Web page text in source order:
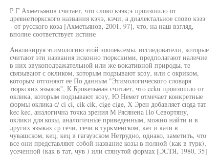
Р Г Ахметьянов считает, что слово кээк;э произошло от
древнетюркского названия кэчэ, кэчи, а диалектальное слово кэзэ
- от русского коза [Ахметьянов, 2001, 97], что, на наш взгляд,
вполне соответствует истине
Анализируя этимологию этой зоолексемы, исследователи, которые
считают эти названия исконно тюркскими, предполагают наличие
в них звукоподражательной или же вокативной природы, те
связывают с окликом, которым подзывают козу, или с окриком,
которым отгоняют ее По данным "Этимологического словаря
тюркских языков", К Брокельман считает, что ecku произошло от
оклика, которым подзывают козу, Ю Немет отмечает конкретные
формы оклика с/ ci ci, cik cik, cige cige, X Эрен добавляет сюда тат
kec kec, аналогична точка зрения М Рясянена По Севортяну,
оклики для козы, аналогичные приведенным, можно найти и в
других языках ср гечи, гечи в туркменском, кач и качи в
чувашском, кец, кец в гагаузском Нетрудно, однако, заметить, что
все они представляют собой название козы в полной (как в турк),
усеченной (как в тат, чув ) или стянутой формах [ЭСТЯ, 1980, 35]